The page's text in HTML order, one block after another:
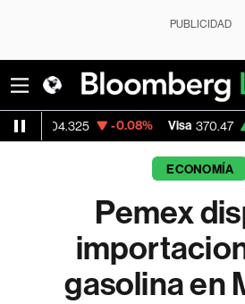
PUBLICIDAD
-0.08% Visa 370.47 +0.52%
ECONOMÍA
Pemex
gasolina en